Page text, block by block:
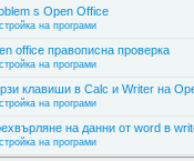
s Open Office
на програми
office правописна проверка
на програми
клавиши в Calc и Writer на
на програми
на данни от word в
на програми